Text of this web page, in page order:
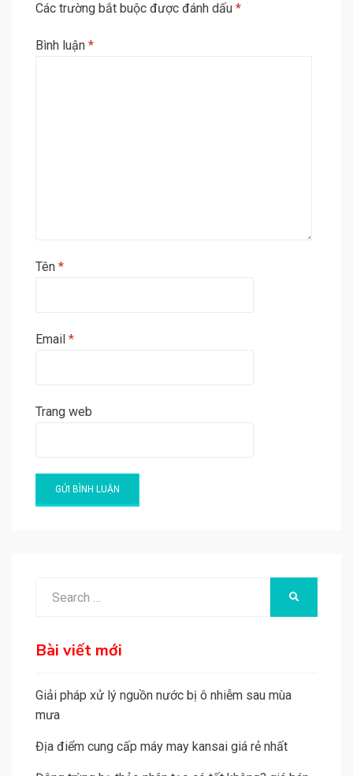
Các trường bắt buộc được đánh dấu *
Bình luận *
Tên *
Email *
Trang web
a
i
v
:
Bài viết mới
Giải pháp xử lý nguồn nước bị ô nhiễm sau mùa
mưa
Địa điểm cung cấp máy may kansai giá rẻ nhất